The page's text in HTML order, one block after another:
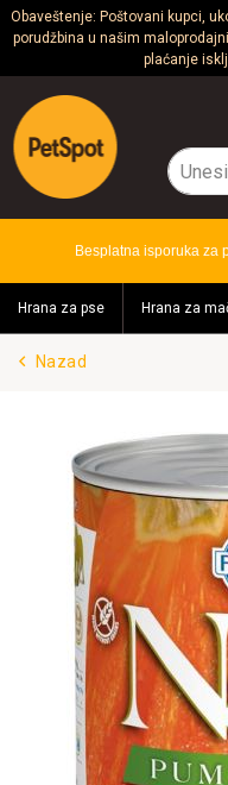
Obaveštenje: Poštovani kupci,
porudžbina u našim
plaćanje
Psi
Mačke
Glodari
Akvaristika
Teraristika
Brendovi
Prijavi se
Besplatna isporuka za
Hrana za pse Hrana za
Nazad